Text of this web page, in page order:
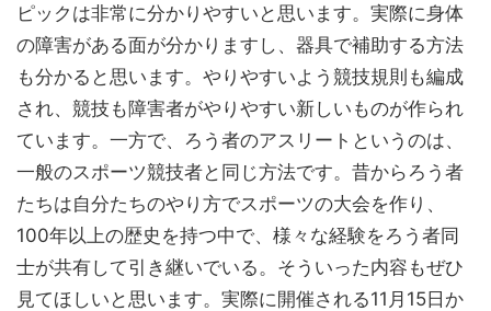
ピックは非常に分かりやすいと思います。実際に身体
の障害がある面が分かりますし、器具で補助する方法
も分かると思います。やりやすいよう競技規則も編成
され、競技も障害者がやりやすい新しいものが作られ
ています。一方で、ろう者のアスリートというのは、
一般のスポーツ競技者と同じ方法です。昔からろう者
たちは自分たちのやり方でスポーツの大会を作り、
100年以上の歴史を持つ中で、様々な経験をろう者同
士が共有して引き継いでいる。そういった内容もぜひ
見てほしいと思います。実際に開催される11月15日か